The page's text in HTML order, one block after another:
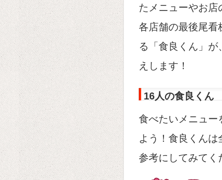
たメニューやお
各店舗の最後尾看
る「食良くん」
えします！
16人の食良くん
食べたいメニュー
よう！食良くん
参考にしてみてく